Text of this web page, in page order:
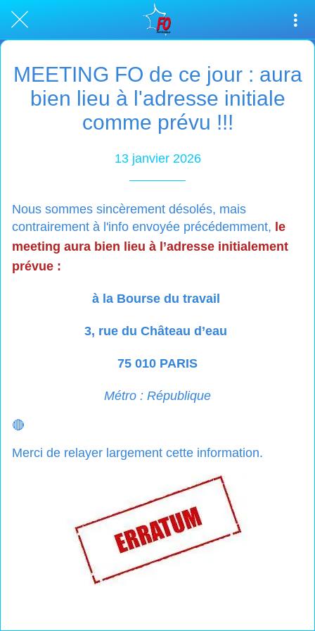
MEETING FO de ce jour : aura
bien lieu à l'adresse initiale
comme prévu !!!
13 janvier 2026
Nous sommes sincèrement désolés, mais
contrairement à l'info envoyée précédemment, le
meeting aura bien lieu à l’adresse initialement
prévue :
à la Bourse du travail
3, rue du Château d’eau
75 010 PARIS
Métro : République
🔴
Merci de relayer largement cette information.